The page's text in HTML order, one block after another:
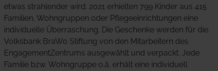
etwas strahlender wird. 2021 erhielten 799 Kinder aus 415
Familien, Wohngruppen oder Pflegeeinrichtungen eine
individuelle Überraschung. Die Geschenke werden für die
Volksbank BraWo Stiftung von den Mitarbeitern des
EngagementZentrums ausgewählt und verpackt. Jede
Familie bzw. Wohngruppe o.ä. erhält eine individuell